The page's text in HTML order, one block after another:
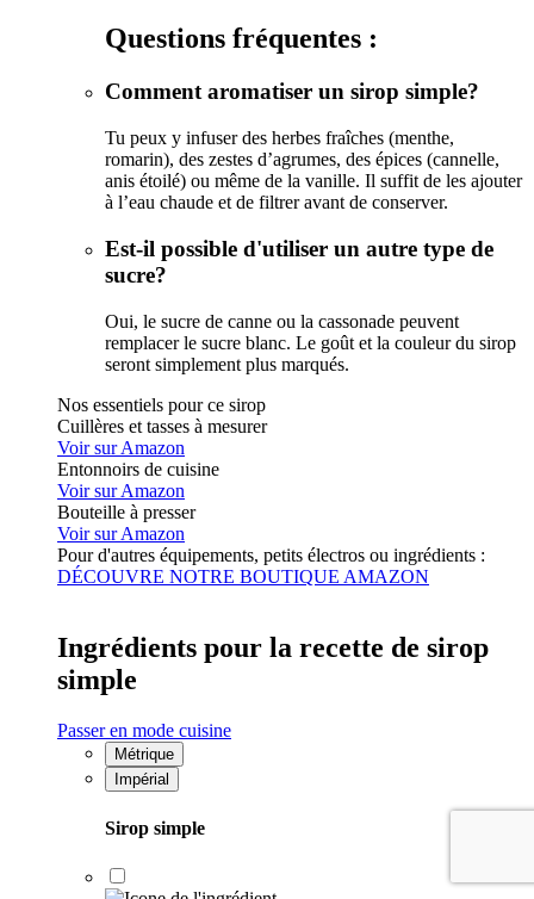
Questions fréquentes :
Comment aromatiser un sirop simple?
Tu peux y infuser des herbes fraîches (menthe,
romarin), des zestes d’agrumes, des épices (cannelle,
anis étoilé) ou même de la vanille. Il suffit de les ajouter
à l’eau chaude et de filtrer avant de conserver.
Est-il possible d'utiliser un autre type de
sucre?
Oui, le sucre de canne ou la cassonade peuvent
remplacer le sucre blanc. Le goût et la couleur du sirop
seront simplement plus marqués.
Nos essentiels pour ce sirop
Cuillères et tasses à mesurer
Voir sur Amazon
Entonnoirs de cuisine
Voir sur Amazon
Bouteille à presser
Voir sur Amazon
Pour d'autres équipements, petits électros ou ingrédients :
DÉCOUVRE NOTRE BOUTIQUE AMAZON
Ingrédients pour la recette de sirop
simple
Passer en mode cuisine
Métrique
Impérial
Sirop simple